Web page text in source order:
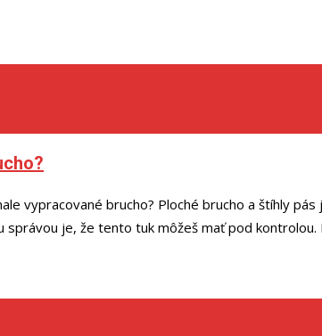
vypracované brucho? Ploché brucho a štíhly
je, že tento tuk môžeš mať pod